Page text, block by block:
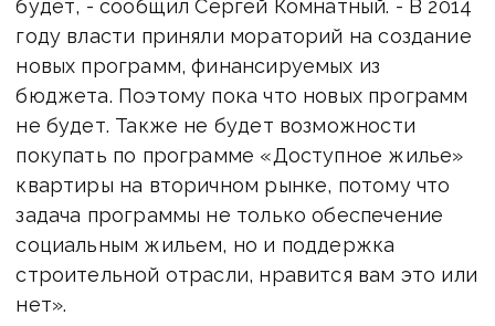
будет, - сообщил Сергей Комнатный. - В 2014
году власти приняли мораторий на создание
новых программ, финансируемых из
бюджета. Поэтому пока что новых программ
не будет. Также не будет возможности
покупать по программе «Доступное жилье»
квартиры на вторичном рынке, потому что
задача программы не только обеспечение
социальным жильем, но и поддержка
строительной отрасли, нравится вам это или
нет».